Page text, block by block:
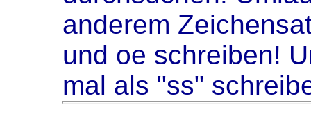
anderem
und oe schreiben!
mal als "ss"